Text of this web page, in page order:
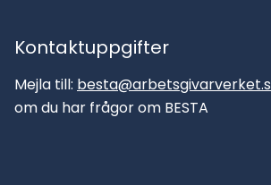
Kontaktuppgifter
Mejla till:
om du har frågor om BESTA